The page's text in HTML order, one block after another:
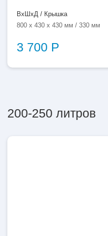
ВхШхД / Крышка
800 x 430 x 430 мм / 330 мм
3 700 Р
200-250 литров